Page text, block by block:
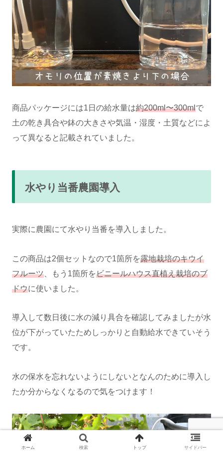
商品パッケージには1日の給水量は約200ml〜300mlで
土の乾き具合や鉢の大きさや気温・湿度・土質などによ
って異なると記載されていました。
水やり当番農園導入
実際に農園にて水やり当番を導入しました。
この商品は2個セットなので1箇所を露地栽培のキウイ
フルーツ 、もう1箇所をビニールハウス直植え栽培のブ
ドウに使いました。
導入して数日後に水の減り具合を確認してみましたが水
位が下がっていたためしっかりと自動給水できていそう
です。
水の保水を忘れないようにしないとなんのために導入し
たか分からなくなるので気をつけます！
ホーム 検索 トップ サイドバー